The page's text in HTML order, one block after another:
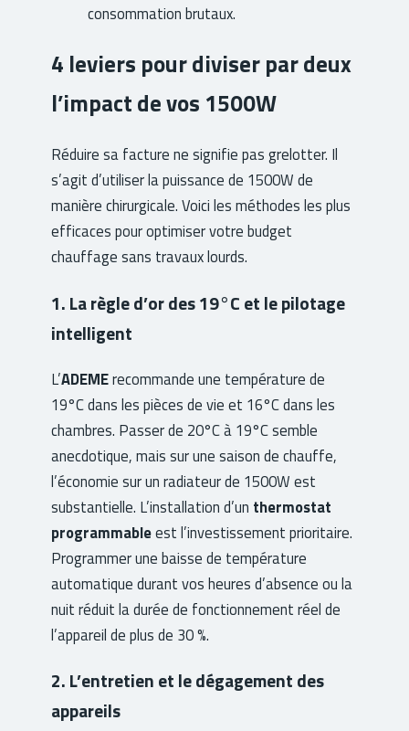
consommation brutaux.
4 leviers pour diviser par deux
l’impact de vos 1500W
Réduire sa facture ne signifie pas grelotter. Il
s’agit d’utiliser la puissance de 1500W de
manière chirurgicale. Voici les méthodes les plus
efficaces pour optimiser votre budget
chauffage sans travaux lourds.
1. La règle d’or des 19°C et le pilotage
intelligent
L’ADEMErecommande une température de
19°C dans les pièces de vie et 16°C dans les
chambres. Passer de 20°C à 19°C semble
anecdotique, mais sur une saison de chauffe,
l’économie sur un radiateur de 1500W est
substantielle. L’installation d’un thermostat
programmableest l’investissement prioritaire.
Programmer une baisse de température
automatique durant vos heures d’absence ou la
nuit réduit la durée de fonctionnement réel de
l’appareil de plus de 30 %.
2. L’entretien et le dégagement des
appareils